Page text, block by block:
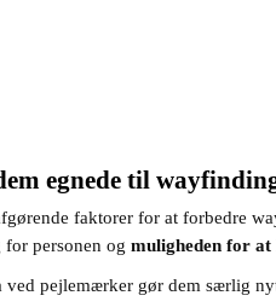
egnede til
faktorer for at forbedre
personen og muligheden for
ved pejlemærker gør dem særlig